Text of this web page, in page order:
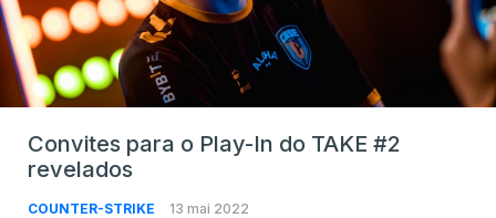
Convites para o Play-In do TAKE #2
revelados
COUNTER-STRIKE 13 mai 2022